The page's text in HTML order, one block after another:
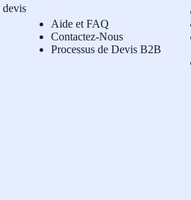
devis
Aide et FAQ
Contactez-Nous
Processus de Devis B2B